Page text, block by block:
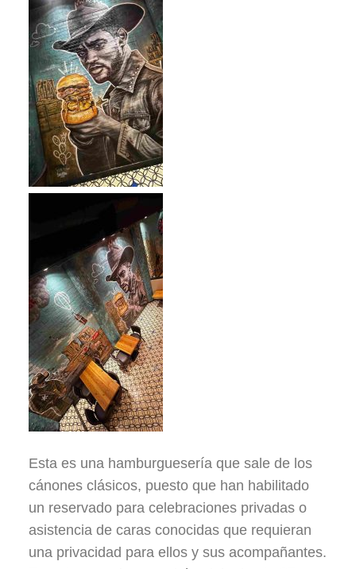
Esta es una hamburguesería que sale de los
cánones clásicos, puesto que han habilitado
un reservado para celebraciones privadas o
asistencia de caras conocidas que requieran
una privacidad para ellos y sus acompañantes.